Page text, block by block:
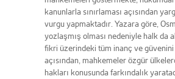
kanunlarla sınırlaması açısından
vurgu yapmaktadır. Yazara göre,
yozlaşmış olması nedeniyle halk da
fikri üzerindeki tüm inanç ve
açısından, mahkemeler özgür
hakları konusunda farkındalık